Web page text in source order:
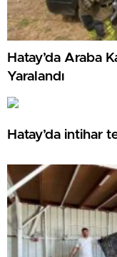
Hatay’da Araba
Yaralandı
Hatay’da intihar